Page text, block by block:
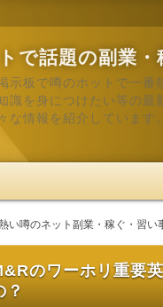
で話題の副業
示板で噂のホットで一
識を身につけたい等の
な情報を紹介していま
い噂のネット副業・稼ぐ・習い
のワーホリ重要
？